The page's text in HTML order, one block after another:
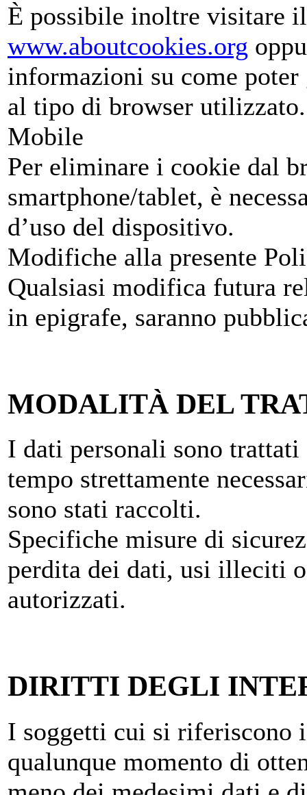
È possibile inoltre visitare
www.aboutcookies.org
informazioni su come
al tipo di browser utilizzato.
Mobile
Per eliminare i cookie dal
smartphone/tablet, è
d’uso del dispositivo.
Modifiche alla presente
Qualsiasi modifica futura
in epigrafe, saranno
MODALITÀ DEL
I dati personali sono
tempo strettamente
sono stati raccolti.
Specifiche misure di
perdita dei dati, usi illeciti
autorizzati.
DIRITTI DEGLI
I soggetti cui si riferiscono
qualunque momento di